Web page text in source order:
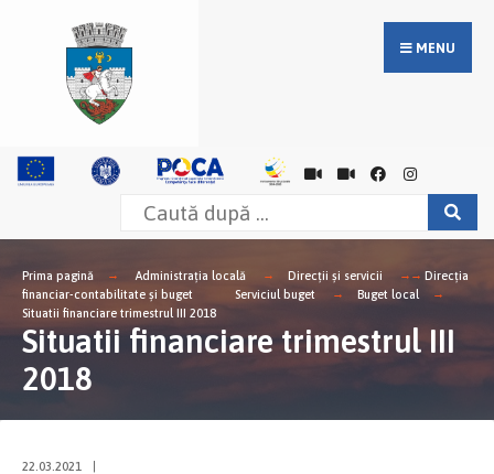
MENU
Prima pagină Administrația locală Direcții și servicii
Direcţia
financiar-contabilitate şi buget
Serviciul buget
Buget local
Situatii financiare trimestrul III 2018
Situatii financiare trimestrul III
2018
22.03.2021